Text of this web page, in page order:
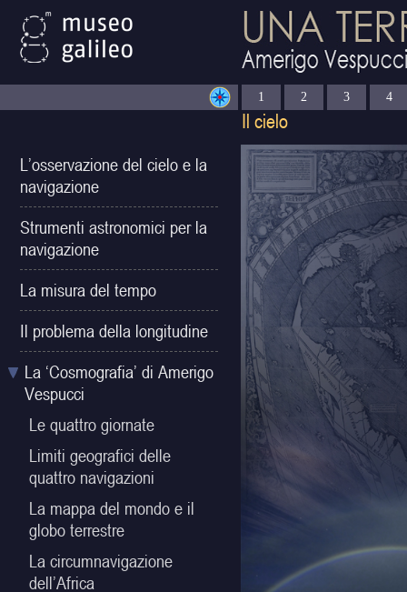
1 2 3 4
L’osservazione del cielo e la
navigazione
Strumenti astronomici per la
navigazione
La misura del tempo
Il problema della longitudine
La ‘Cosmografia’ di Amerigo
Vespucci
Le quattro giornate
Limiti geografici delle
quattro navigazioni
La mappa del mondo e il
globo terrestre
La circumnavigazione
dell’Africa